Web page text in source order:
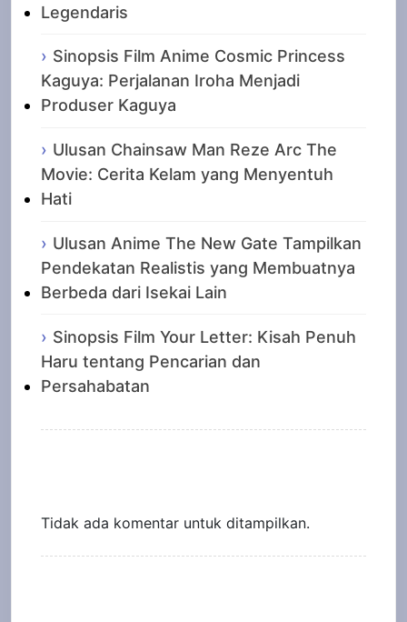
Legendaris
Sinopsis Film Anime Cosmic Princess
Kaguya: Perjalanan Iroha Menjadi
Produser Kaguya
Ulusan Chainsaw Man Reze Arc The
Movie: Cerita Kelam yang Menyentuh
Hati
Ulusan Anime The New Gate Tampilkan
Pendekatan Realistis yang Membuatnya
Berbeda dari Isekai Lain
Sinopsis Film Your Letter: Kisah Penuh
Haru tentang Pencarian dan
Persahabatan
Tidak ada komentar untuk ditampilkan.